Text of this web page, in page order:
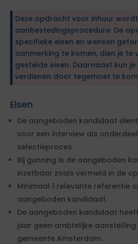
Deze opdracht voor inhuur
aanbestedingsprocedure. De
specifieke eisen en wensen
aanmerking te komen, dien je te
gestelde eisen. Daarnaast kun
verdienen door tegemoet te
Eisen
De aangeboden kandidaat
voor een interview als
selectieproces.
Bij gunning is de aangeboden
inzetbaar zoals vermeld in de
Minimaal 1 relevante referentie
aangeboden kandidaat.
De aangeboden kandidaat
jaar geen ambtelijke
gemeente Amsterdam.